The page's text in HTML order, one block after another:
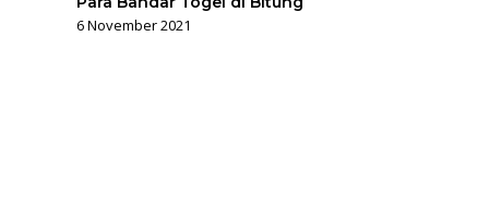
6 November 2021